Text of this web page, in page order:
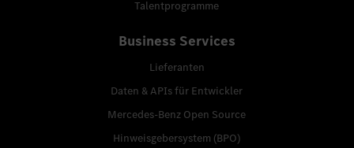
Talentprogramme
Business Services
Lieferanten
Daten & APIs für Entwickler
Mercedes-Benz Open Source
Hinweisgebersystem (BPO)